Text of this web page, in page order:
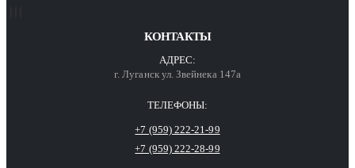
КОНТАКТЫ
АДРЕС:
г. Луганск ул. Звейнека 147а
ТЕЛЕФОНЫ:
+7 (959) 222-21-99
+7 (959) 222-28-99